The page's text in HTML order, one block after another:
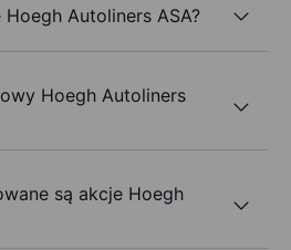
Autoliners ASA?
Hoegh Autoliners
są akcje Hoegh